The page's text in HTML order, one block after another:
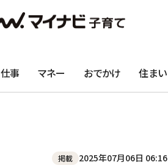
仕事 マネー おでかけ 住まい
掲載 2025年07月06日 06:16